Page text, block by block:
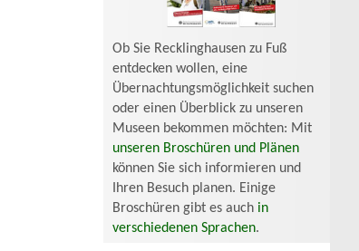
Ob Sie Recklinghausen zu Fuß
entdecken wollen, eine
Übernachtungsmöglichkeit suchen
oder einen Überblick zu unseren
Museen bekommen möchten: Mit
unseren Broschüren und Plänen
können Sie sich informieren und
Ihren Besuch planen. Einige
Broschüren gibt es auch in
verschiedenen Sprachen.